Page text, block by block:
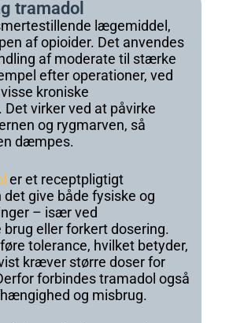
tramadol
lægemiddel,
af opioider. Det anvendes
af moderate til stærke
efter operationer, ved
kroniske
virker ved at påvirke
og rygmarven, så
dæmpes.
er et receptpligtigt
give både fysiske og
– især ved
eller forkert dosering.
tolerance, hvilket betyder,
kræver større doser for
forbindes tramadol også
og misbrug.